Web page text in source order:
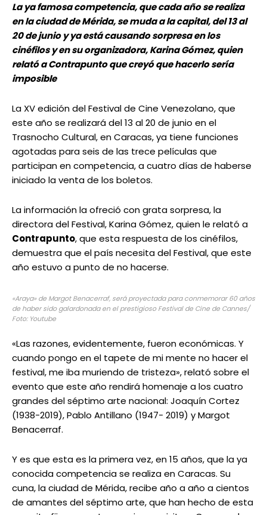
La ya famosa competencia, que cada año se realiza
en la ciudad de Mérida, se muda a la capital, del 13 al
20 de junio y ya está causando sorpresa en los
cinéfilos y en su organizadora, Karina Gómez, quien
relató a Contrapunto que creyó que hacerlo sería
imposible
La XV edición del Festival de Cine Venezolano, que
este año se realizará del 13 al 20 de junio en el
Trasnocho Cultural, en Caracas, ya tiene funciones
agotadas para seis de las trece películas que
participan en competencia, a cuatro días de haberse
iniciado la venta de los boletos.
La información la ofreció con grata sorpresa, la
directora del Festival, Karina Gómez, quien le relató a
Contrapunto, que esta respuesta de los cinéfilos,
demuestra que el país necesita del Festival, que este
año estuvo a punto de no hacerse.
«Araya» de Margot Benacerraf, será proyectada para conmemorar 60 años
de haber sido galardonada en el prestigioso Festival de Cine de Cannes/
Foto: Youtube
«Las razones, evidentemente, fueron económicas. Y
cuando pongo en el tapete de mi mente no hacer el
festival, me iba muriendo de tristeza», relató sobre el
evento que este año rendirá homenaje a los cuatro
grandes del séptimo arte nacional: Joaquín Cortez
(1938-2019), Pablo Antillano (1947- 2019) y Margot
Benacerraf.
Y es que esta es la primera vez, en 15 años, que la ya
conocida competencia se realiza en Caracas. Su
cuna, la ciudad de Mérida, recibe año a año a cientos
de amantes del séptimo arte, que han hecho de esta